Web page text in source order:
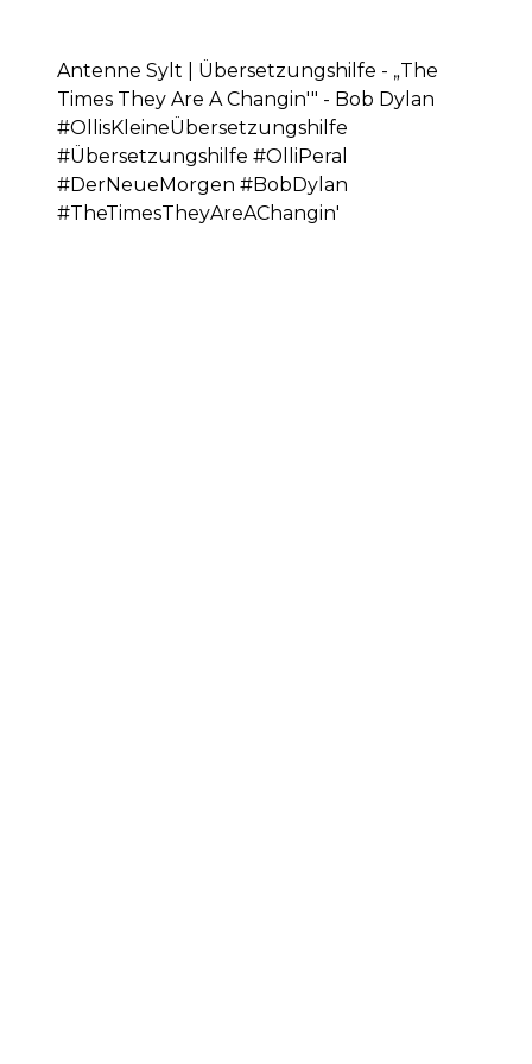
Antenne Sylt | Übersetzungshilfe - „The
Times They Are A Changin'" - Bob Dylan
#OllisKleineÜbersetzungshilfe
#Übersetzungshilfe #OlliPeral
#DerNeueMorgen #BobDylan
#TheTimesTheyAreAChangin'